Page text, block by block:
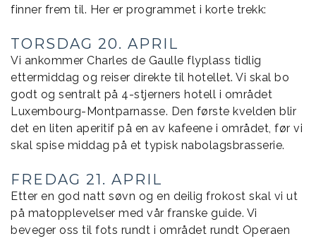
finner frem til. Her er programmet i korte trekk:
TORSDAG 20. APRIL
Vi ankommer Charles de Gaulle flyplass tidlig
ettermiddag og reiser direkte til hotellet. Vi skal bo
godt og sentralt på 4-stjerners hotell i området
Luxembourg-Montparnasse. Den første kvelden blir
det en liten aperitif på en av kafeene i området, før vi
skal spise middag på et typisk nabolagsbrasserie.
FREDAG 21. APRIL
Etter en god natt søvn og en deilig frokost skal vi ut
på matopplevelser med vår franske guide. Vi
beveger oss til fots rundt i området rundt Operaen